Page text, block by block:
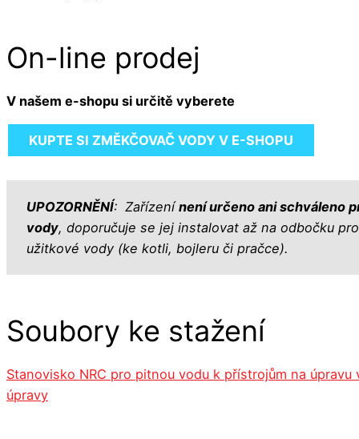
On-line prodej
V našem e-shopu si určitě vyberete
KUPTE SI ZMĚKČOVAČ VODY V E-SHOPU
UPOZORNĚNÍ: Zařízenínení určeno ani schváleno
vody, doporučuje se jej instalovat až na odbočku
užitkové vody (ke kotli, bojleru či pračce).
Soubory ke stažení
Stanovisko NRC pro pitnou vodu k přístrojům na úpravu
úpravy